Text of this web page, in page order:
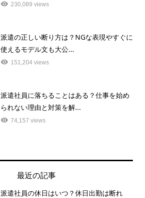
230,089 views
派遣の正しい断り方は？NGな表現やすぐに
使えるモデル文も大公...
151,204 views
派遣社員に落ちることはある？仕事を始め
られない理由と対策を解...
74,157 views
最近の記事
派遣社員の休日はいつ？休日出勤は断れ